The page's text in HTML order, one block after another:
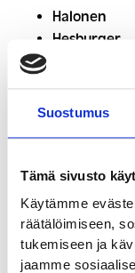
Suostumus
Tämä sivusto
Käytämme
räätälöimiseen,
tukemiseen ja
jaamme
Halonen
Hesburger
JACK & JONES
Jesper
K-
KICKS
Kotipizza